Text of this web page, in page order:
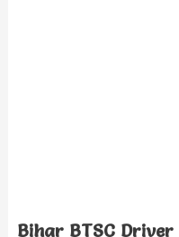
Bihar BTSC Driver